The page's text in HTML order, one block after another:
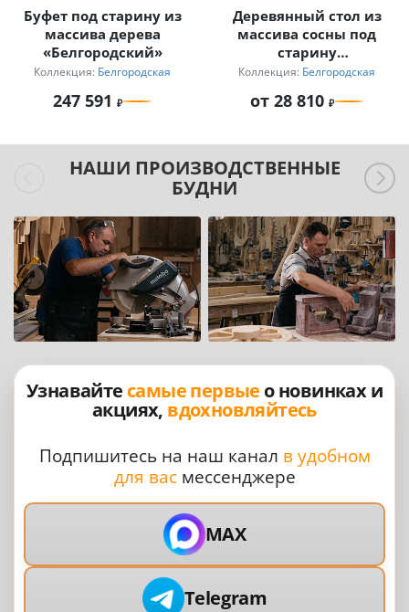
Буфет под старину из
массива дерева
«Белгородский»
Коллекция: Белгородская
247 591
Деревянный стол из
массива сосны под
старину
«Белгородский»
Коллекция: Белгородская
от 28 810
НАШИ ПРОИЗВОДСТВЕННЫЕ
БУДНИ
Узнавайте самые первые о новинках и
акциях, вдохновляйтесь
Подпишитесь на наш канал в удобном
для васмессенджере
MAX
Telegram